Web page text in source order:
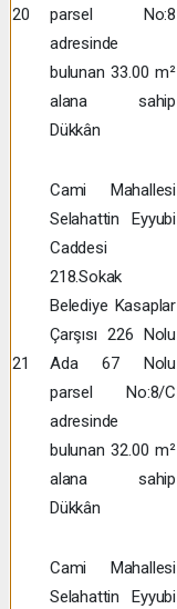
20
parsel No:8
adresinde
bulunan 33.00 m²
alana sahip
Dükkân
21
Cami Mahallesi
Selahattin Eyyubi
Caddesi
218.Sokak
Belediye Kasaplar
Çarşısı 226 Nolu
Ada 67 Nolu
parsel No:8/C
adresinde
bulunan 32.00 m²
alana sahip
Dükkân
Cami Mahallesi
Selahattin Eyyubi